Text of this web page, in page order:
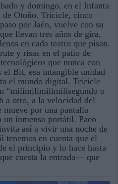
y domingo, en el Infanta
de Otoño. Tricicle, cinco
por Jaén, vuelve con su
llevan tres años de gira,
en cada teatro que pisan.
y risas en el patio de
que nunca con
el Bit, esa intangible unidad
el mundo digital. Tricicle
“milimilimilimilisegundo o
a otro, a la velocidad del
por una pantalla
un inmenso portátil. Paco
así a vivir una noche de
tenemos en cuenta que el
el principio y lo hace hasta
cuesta la entrada— que